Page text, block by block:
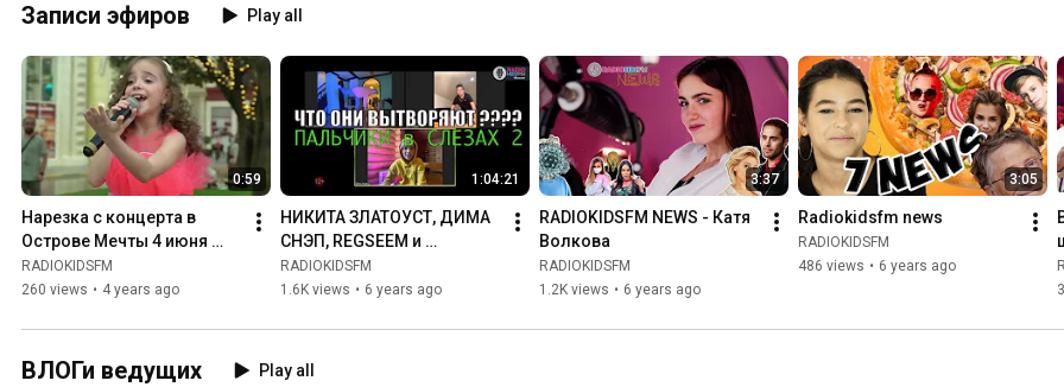
Записи эфиров Play all
0:59
Нарезка с концерта в
Острове Мечты 4 июня
2022 г.
RADIOKIDSFM
260 views • 4 years ago
1:04:21
НИКИТА ЗЛАТОУСТ, ДИМА
СНЭП, REGSEEM и
GERMANGLASS о Володе
XXL ,  в шоу Пальчики в
RADIOKIDSFM
1.6K views • 6 years ago
3:37
RADIOKIDSFM NEWS - Катя
Волкова
RADIOKIDSFM
1.2K views • 6 years ago
3:05
Radiokidsfm news
RADIOKIDSFM
486 views • 6 years ago
ВЛОГи ведущих Play all